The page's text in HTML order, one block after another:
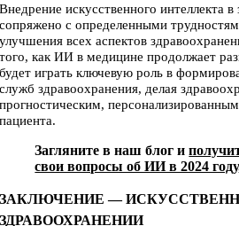
Внедрение искусственного интеллекта в
сопряжено с определенными
улучшения всех аспектов
того, как ИИ в медицине продолжает
будет играть ключевую роль в
служб здравоохранения, делая
прогностическим,
пациента.
Загляните в наш блог и
свои вопросы об ИИ в 2024 году
ЗАКЛЮЧЕНИЕ —
ЗДРАВООХРАНЕНИИ